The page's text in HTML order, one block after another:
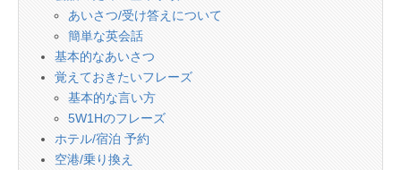
あいさつ/受け答えについて
簡単な英会話
基本的なあいさつ
覚えておきたいフレーズ
基本的な言い方
5W1Hのフレーズ
ホテル/宿泊 予約
空港/乗り換え